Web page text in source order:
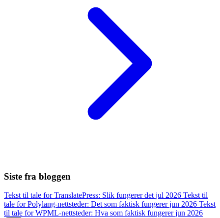
Siste fra bloggen
Tekst til tale for TranslatePress: Slik fungerer det jul 2026 Tekst til
tale for Polylang-nettsteder: Det som faktisk fungerer jun 2026 Tekst
til tale for WPML-nettsteder: Hva som faktisk fungerer jun 2026